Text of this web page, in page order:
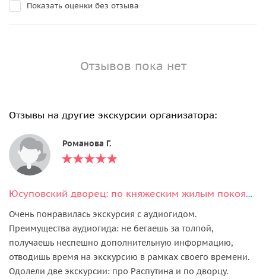
Показать оценки без отзыва
Отзывов пока нет
Отзывы на другие экскурсии организатора:
Романова Г.
Юсуповский дворец: по княжеским жилым покоям (билет + аудиогид)
Очень понравилась экскурсия с аудиогидом.
Преимущества аудиогида: не бегаешь за толпой,
получаешь неспешно дополнительную информацию,
отводишь время на экскурсию в рамках своего времени.
Одолели две экскурсии: про Распутина и по дворцу.